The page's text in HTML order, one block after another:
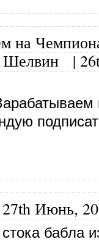
на
Шелвин|
27th Июнь,
бабла